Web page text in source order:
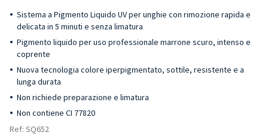
Sistema a Pigmento Liquido UV per unghie con rimozione rapida e
delicata in 5 minuti e senza limatura
Pigmento liquido per uso professionale marrone scuro, intenso e
coprente
Nuova tecnologia colore iperpigmentato, sottile, resistente e a
lunga durata
Non richiede preparazione e limatura
Non contiene CI 77820
Ref: SQ652